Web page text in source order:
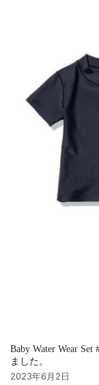
Baby Water Wear
ました。
2023年6月2日